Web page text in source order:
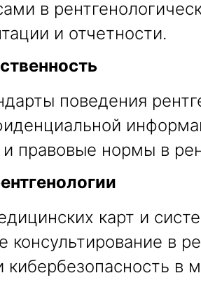
в
и отчетности.
поведения
правовые нормы в
карт и
в
в